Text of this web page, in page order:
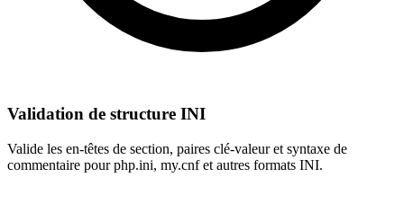
Validation de structure INI
Valide les en-têtes de section, paires clé-valeur et syntaxe de
commentaire pour php.ini, my.cnf et autres formats INI.